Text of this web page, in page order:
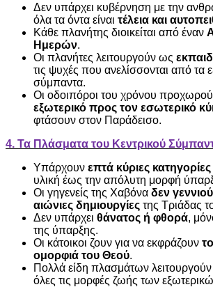
Δεν υπάρχει κυβέρνηση με την
όλα τα όντα είναι τέλεια και
Κάθε πλανήτης διοικείται από έναν
Ημερών.
Οι πλανήτες λειτουργούν ως
τις ψυχές που ανελίσσονται από τα
σύμπαντα.
Οι οδοιπόροι του χρόνου
εξωτερικό προς τον εσωτερικό
φτάσουν στον Παράδεισο.
4. Τα Πλάσματα του Κεντρικού
Υπάρχουν επτά κύριες
υλική έως την απόλυτη μορφή
Οι γηγενείς της Χαβόνα δεν
αιώνιες δημιουργίες της Τριάδας
Δεν υπάρχει θάνατος ή φθορά,
της ύπαρξης.
Οι κάτοικοι ζουν για να εκφράζουν
ομορφιά του Θεού.
Πολλά είδη πλασμάτων
όλες τις μορφές ζωής των